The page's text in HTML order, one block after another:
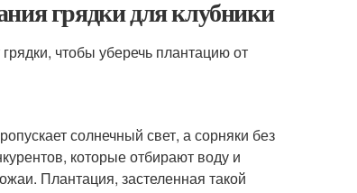
грядки для клубники
чтобы уберечь плантацию от
солнечный свет, а сорняки без
которые отбирают воду и
Плантация, застеленная такой